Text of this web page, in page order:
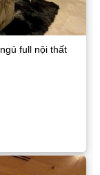
full nội thất